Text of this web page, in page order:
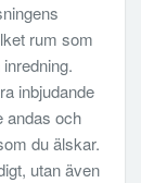
rum som
inbjudande
andas och
du älskar.
utan även